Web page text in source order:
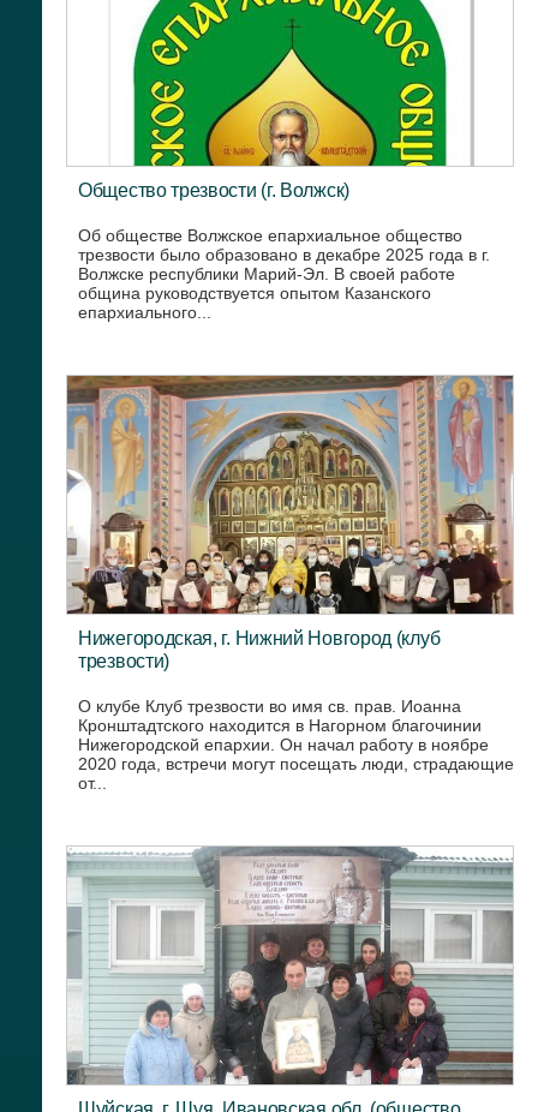
Общество трезвости (г. Волжск)
Об обществе Волжское епархиальное общество
трезвости было образовано в декабре 2025 года в г.
Волжске республики Марий-Эл. В своей работе
община руководствуется опытом Казанского
епархиального...
Нижегородская, г. Нижний Новгород (клуб
трезвости)
О клубе Клуб трезвости во имя св. прав. Иоанна
Кронштадтского находится в Нагорном благочинии
Нижегородской епархии. Он начал работу в ноябре
2020 года, встречи могут посещать люди, страдающие
от...